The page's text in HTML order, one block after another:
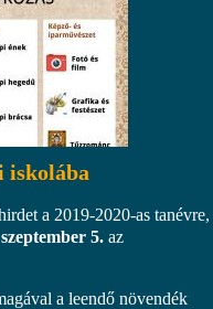
iskolába
a 2019-2020-as tanévre,
5. az
a leendő növendék